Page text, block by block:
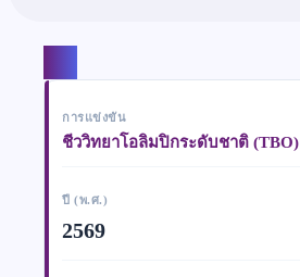
การแข่งขัน
ชีววิทยาโอลิมปิกระดับชาติ (TBO)
ปี (พ.ศ.)
2569